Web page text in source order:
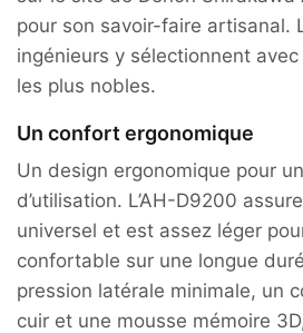
pour son savoir-faire artisanal.
ingénieurs y sélectionnent
les plus nobles.
Un confort ergonomique
Un design ergonomique pour
d’utilisation. L’AH-D9200
universel et est assez léger
confortable sur une longue
pression latérale minimale, un
cuir et une mousse mémoire